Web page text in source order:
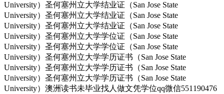
University）圣何塞州立大学结业证（San Jose State
University）圣何塞州立大学结业证（San Jose State
University）圣何塞州立大学结业证（San Jose State
University）圣何塞州立大学学位证（San Jose State
University）圣何塞州立大学学位证（San Jose State
University）圣何塞州立大学学历证书（San Jose State
University）圣何塞州立大学学历证书（San Jose State
University）圣何塞州立大学学历证书（San Jose State
University）澳洲读书未毕业找人做文凭学位qq微信551190476